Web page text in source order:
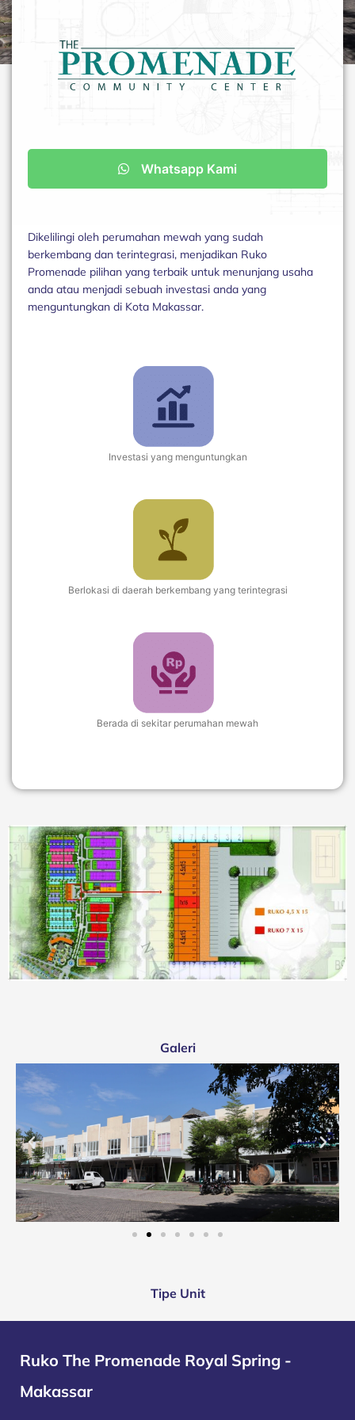
Whatsapp Kami
Dikelilingi oleh perumahan mewah yang sudah
berkembang dan terintegrasi, menjadikan Ruko
Promenade pilihan yang terbaik untuk menunjang usaha
anda atau menjadi sebuah investasi anda yang
menguntungkan di Kota Makassar.
Investasi yang menguntungkan
Berlokasi di daerah berkembang yang terintegrasi
Berada di sekitar perumahan mewah
Galeri
Tipe Unit
Ruko The Promenade Royal Spring -
Makassar